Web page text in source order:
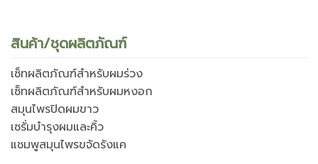
สินค้า/ชุดผลิตภัณฑ์
เซ็ทผลิตภัณฑ์สำหรับผมร่วง
เซ็ทผลิตภัณฑ์สำหรับผมหงอก
สมุนไพรปิดผมขาว
เซรั่มบำรุงผมและคิ้ว
แชมพูสมุนไพรขจัดรังแค